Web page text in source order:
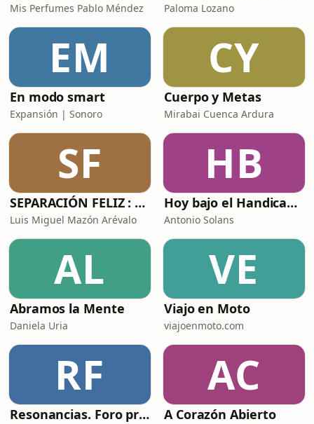
Mis Perfumes Pablo Méndez Paloma Lozano
EM
En modo smart
Expansión | Sonoro
CY
Cuerpo y Metas
Mirabai Cuenca Ardura
SF
SEPARACIÓN FELIZ : Psicología, Dolor y Renacimiento
Luis Miguel Mazón Arévalo
HB
Hoy bajo el Handicap | Podcast de Golf
Antonio Solans
AL
Abramos la Mente
Daniela Uria
VE
Viajo en Moto
viajoenmoto.com
RF
Resonancias. Foro profesional de instrumentos musicais
AC
A Corazón Abierto